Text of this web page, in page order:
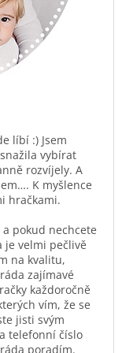
líbí :) Jsem
vybírat
rozvíjely. A
K myšlence
hračkami.
pokud nechcete
je velmi pečlivě
na kvalitu,
zajímavé
každoročně
vím, že se
jisti svým
telefonní číslo
poradím.